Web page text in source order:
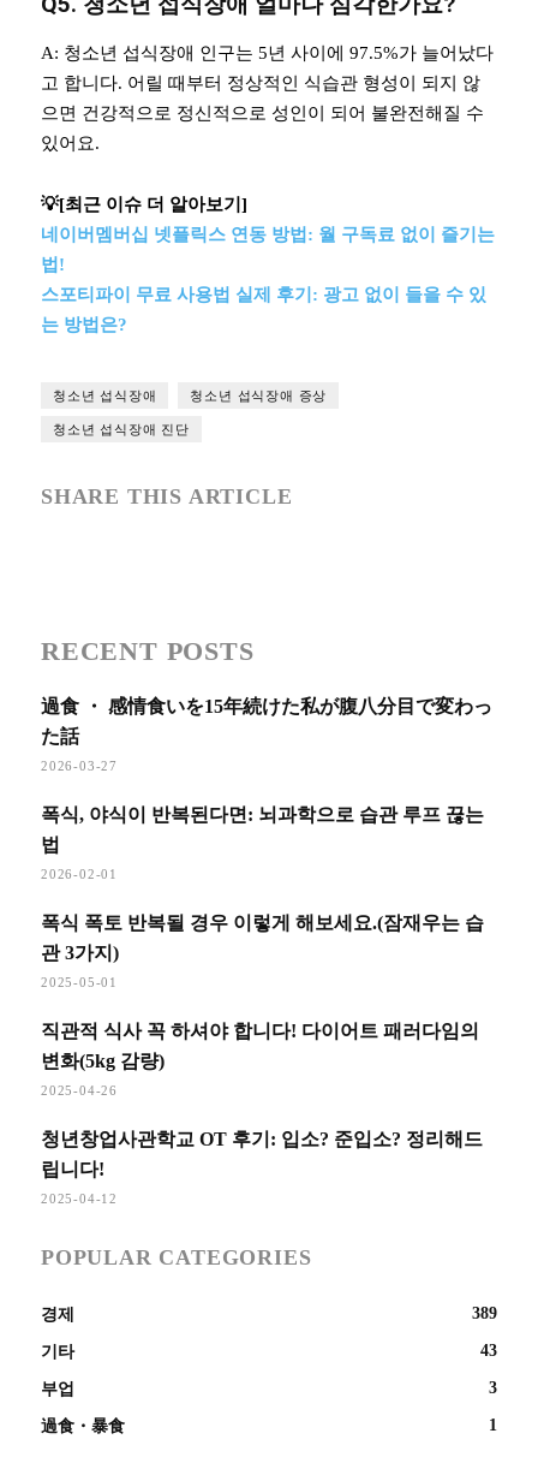
A: 청소년 섭식장애 인구는 5년 사이에 97.5%가 늘어났다
고 합니다. 어릴 때부터 정상적인 식습관 형성이 되지 않
으면 건강적으로 정신적으로 성인이 되어 불완전해질 수
있어요.
💡[최근 이슈 더 알아보기]
네이버멤버십 넷플릭스 연동 방법: 월 구독료 없이 즐기는
법!
스포티파이 무료 사용법 실제 후기: 광고 없이 들을 수 있
는 방법은?
청소년 섭식장애 청소년 섭식장애 증상
청소년 섭식장애 진단
SHARE THIS ARTICLE
RECENT POSTS
過食 ・ 感情食いを15年続けた私が腹八分目で変わっ
た話
2026-03-27
폭식, 야식이 반복된다면: 뇌과학으로 습관 루프 끊는
법
2026-02-01
폭식 폭토 반복될 경우 이렇게 해보세요.(잠재우는 습
관 3가지)
2025-05-01
직관적 식사 꼭 하셔야 합니다! 다이어트 패러다임의
변화(5kg 감량)
2025-04-26
청년창업사관학교 OT 후기: 입소? 준입소? 정리해드
립니다!
2025-04-12
POPULAR CATEGORIES
경제 389
기타 43
부업 3
過食・暴食 1